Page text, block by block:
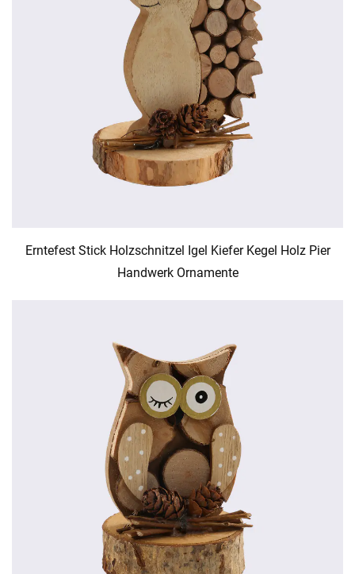
Erntefest Stick Holzschnitzel Igel Kiefer Kegel Holz Pier
Handwerk Ornamente